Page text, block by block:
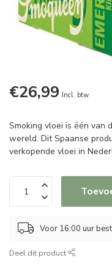
€26,99 Incl. btw
Smoking vloei is één van
wereld. Dit Spaanse
verkopende vloei in
Voor 16:00 uur
Deel dit product